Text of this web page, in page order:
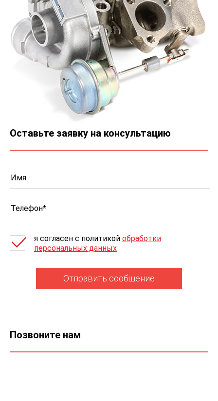
Оставьте заявку на консультацию
я согласен c политикой обработки
персональных данных
Отправить сообщение
Позвоните нам